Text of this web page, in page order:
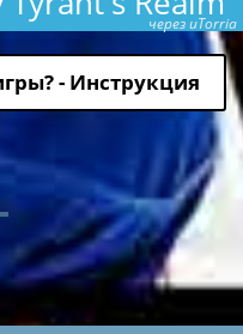
через uTorria
- Инструкция